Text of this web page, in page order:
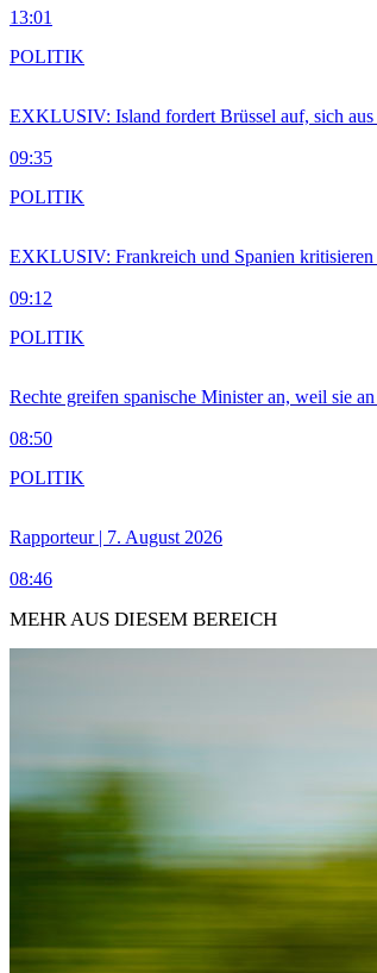
13:01
EXKLUSIV: Island fordert Brüssel auf, sich
09:35
POLITIK
EXKLUSIV: Frankreich und Spanien
09:12
POLITIK
Rechte greifen spanische Minister an, weil sie
08:50
POLITIK
Rapporteur | 7. August 2026
08:46
POLITIK
MEHR AUS DIESEM BEREICH